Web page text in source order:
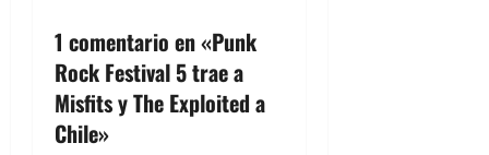
a
c
i
1 comentario en «Punk
Rock Festival 5 trae a
Misfits y The Exploited a
Chile»